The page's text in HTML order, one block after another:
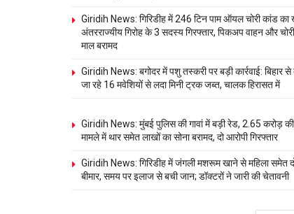
Giridih News: गिरिडीह में 246 टिन पाम ऑयल चोरी कांड का
अंतरराज्यीय गिरोह के 3 सदस्य गिरफ्तार, पिकअप वाहन और
माल बरामद
Giridih News: बगोदर में पशु तस्करी पर बड़ी कार्रवाई: बिहार से
जा रहे 16 मवेशियों से लदा मिनी ट्रक जब्त, चालक हिरासत में
Giridih News: मुंबई पुलिस की गावां में बड़ी रेड, 2.65 करोड़ की
मामले में थार समेत लाखों का सोना बरामद, दो आरोपी गिरफ्तार
Giridih News: गिरिडीह में जंगली मशरूम खाने से महिला समेत
बीमार, समय पर इलाज से बची जान; डॉक्टरों ने जारी की चेतावनी